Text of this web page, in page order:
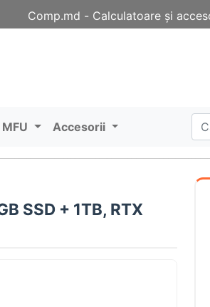
Comp.md - Сalculatoare și
Accesorii
SSD + 1TB, RTX